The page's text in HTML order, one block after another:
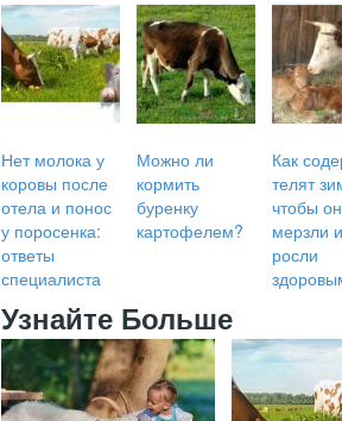
Нет молока у
коровы после
отела и понос
у поросенка:
ответы
специалиста
Можно ли
кормить
буренку
картофелем?
Как
телят
чтобы
мерзли и
росли
Узнайте Больше